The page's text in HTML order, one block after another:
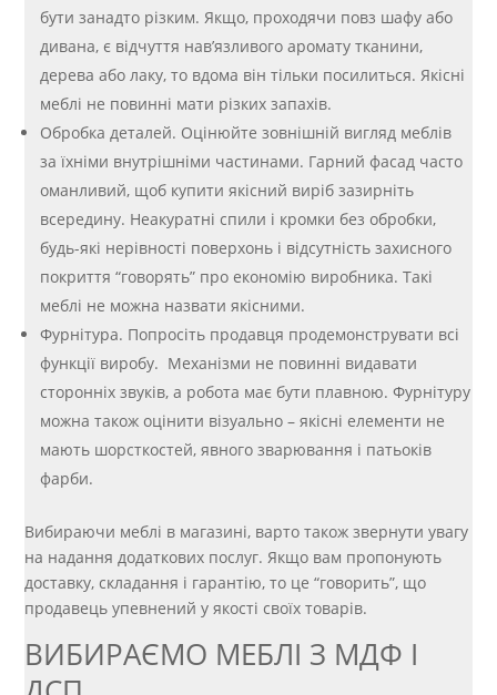
бути занадто різким. Якщо, проходячи повз шафу або
дивана, є відчуття нав’язливого аромату тканини,
дерева або лаку, то вдома він тільки посилиться. Якісні
меблі не повинні мати різких запахів.
Обробка деталей. Оцінюйте зовнішній вигляд меблів
за їхніми внутрішніми частинами. Гарний фасад часто
оманливий, щоб купити якісний виріб зазирніть
всередину. Неакуратні спили і кромки без обробки,
будь-які нерівності поверхонь і відсутність захисного
покриття “говорять” про економію виробника. Такі
меблі не можна назвати якісними.
Фурнітура. Попросіть продавця продемонструвати всі
функції виробу. Механізми не повинні видавати
сторонніх звуків, а робота має бути плавною. Фурнітуру
можна також оцінити візуально – якісні елементи не
мають шорсткостей, явного зварювання і патьоків
фарби.
Вибираючи меблі в магазині, варто також звернути увагу
на надання додаткових послуг. Якщо вам пропонують
доставку, складання і гарантію, то це “говорить”, що
продавець упевнений у якості своїх товарів.
ВИБИРАЄМО МЕБЛІ З МДФ І